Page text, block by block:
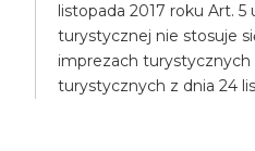
listopada 2017 roku Art. 5
turystycznej nie stosuje
imprezach turystycznych
turystycznych z dnia 24